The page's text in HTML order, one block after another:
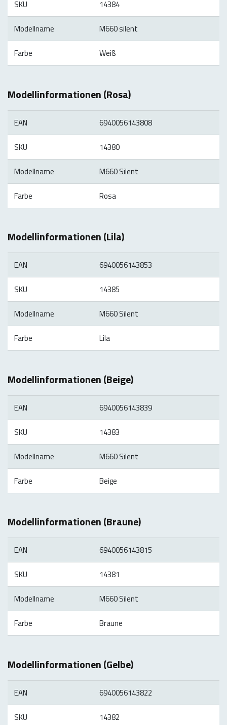
SKU 14384
Modellname M660 silent
Farbe Weiß
Modellinformationen (Rosa)
EAN 6940056143808
SKU 14380
Modellname M660 Silent
Farbe Rosa
Modellinformationen (Lila)
EAN 6940056143853
SKU 14385
Modellname M660 Silent
Farbe Lila
Modellinformationen (Beige)
EAN 6940056143839
SKU 14383
Modellname M660 Silent
Farbe Beige
Modellinformationen (Braune)
EAN 6940056143815
SKU 14381
Modellname M660 Silent
Farbe Braune
Modellinformationen (Gelbe)
EAN 6940056143822
SKU 14382